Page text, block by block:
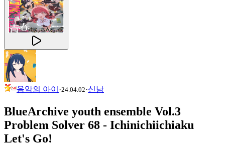
음악의 아이 ·24.04.02·신남
BlueArchive youth ensemble Vol.3
Problem Solver 68 - Ichinichiichiaku
Let's Go!